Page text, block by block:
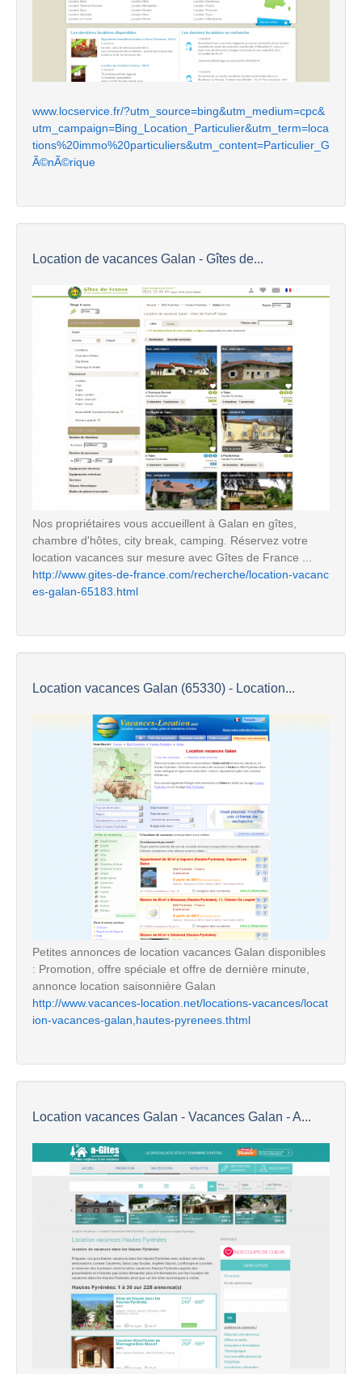
www.locservice.fr/?utm_source=bing&utm_medium=cpc&
utm_campaign=Bing_Location_Particulier&utm_term=loca
tions%20immo%20particuliers&utm_content=Particulier_G
Ã©nÃ©rique
Location de vacances Galan - Gîtes de...
Nos propriétaires vous accueillent à Galan en gîtes,
chambre d'hôtes, city break, camping. Réservez votre
location vacances sur mesure avec Gîtes de France ...
http://www.gites-de-france.com/recherche/location-vacanc
es-galan-65183.html
Location vacances Galan (65330) - Location...
Petites annonces de location vacances Galan disponibles
: Promotion, offre spéciale et offre de dernière minute,
annonce location saisonnière Galan
http://www.vacances-location.net/locations-vacances/locat
ion-vacances-galan,hautes-pyrenees.thtml
Location vacances Galan - Vacances Galan - A...